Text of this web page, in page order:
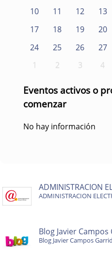
10
11 12 13
17
18 19 20
24
25 26 27
1
2 3 4
Eventos activos o
comenzar
No hay información
ADMINISTRACION
ADMINISTRACION
Blog Javier
Blog Javier Campos